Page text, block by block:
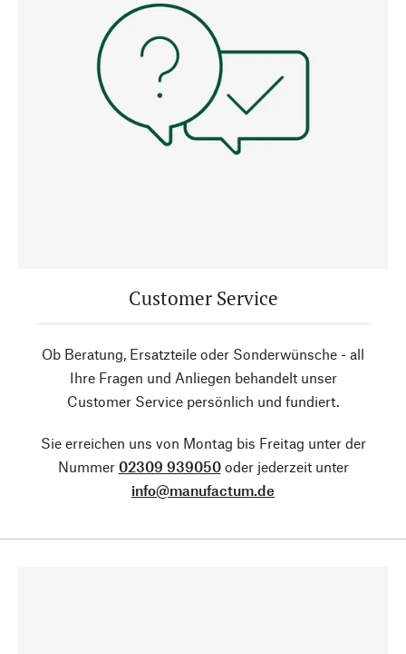
Customer Service
Ob Beratung, Ersatzteile oder Sonderwünsche - all
Ihre Fragen und Anliegen behandelt unser
Customer Service persönlich und fundiert.
Sie erreichen uns von Montag bis Freitag unter der
Nummer 02309 939050oder jederzeit unter
info@manufactum.de